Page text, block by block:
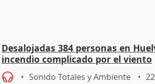
Desalojadas 384 personas en
incendio complicado por el viento
Sonido Totales y Ambiente